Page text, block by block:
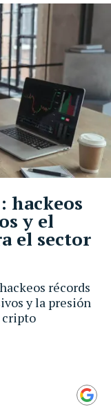
récords
y la presión
cripto
hackeos
y el
el sector